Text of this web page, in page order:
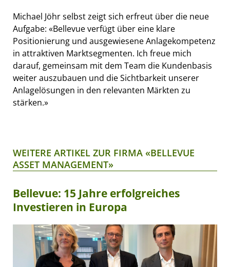
Michael Jöhr selbst zeigt sich erfreut über die neue
Aufgabe: «Bellevue verfügt über eine klare
Positionierung und ausgewiesene Anlagekompetenz
in attraktiven Marktsegmenten. Ich freue mich
darauf, gemeinsam mit dem Team die Kundenbasis
weiter auszubauen und die Sichtbarkeit unserer
Anlagelösungen in den relevanten Märkten zu
stärken.»
WEITERE ARTIKEL ZUR FIRMA «BELLEVUE
ASSET MANAGEMENT»
Bellevue: 15 Jahre erfolgreiches
Investieren in Europa